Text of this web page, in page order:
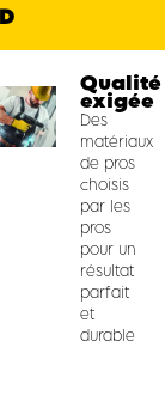
Qualité
exigée
Des
matériaux
de pros
choisis
par les
pros
pour un
résultat
parfait
et
durable